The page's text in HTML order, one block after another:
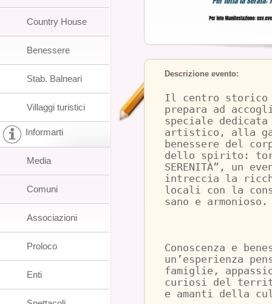
Descrizione evento:
Il centro
prepara ad
speciale
artistico, alla
benessere del
dello spirito:
SERENITÀ”, un
intreccia la
locali con la
sano e armonioso.
Conoscenza e
un’esperienza
famiglie,
curiosi del
e amanti della
Country House
Benessere
Stab. Balneari
Villaggi turistici
Informarti
Media
Comuni
Associazioni
Proloco
Enti